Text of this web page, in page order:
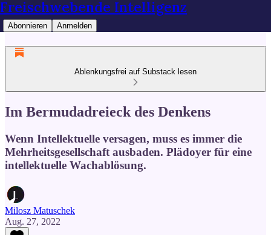
Freischwebende Intelligenz
Abonnieren Anmelden
Ablenkungsfrei auf Substack lesen
Im Bermudadreieck des Denkens
Wenn Intellektuelle versagen, muss es immer die
Mehrheitsgesellschaft ausbaden. Plädoyer für eine
intellektuelle Wachablösung.
Milosz Matuschek
Aug. 27, 2022